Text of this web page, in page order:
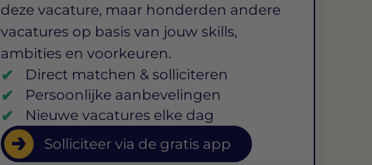
deze vacature, maar honderden andere
vacatures op basis van jouw skills,
ambities en voorkeuren.
Direct matchen & solliciteren
Persoonlijke aanbevelingen
Nieuwe vacatures elke dag
Solliciteer via de gratis app